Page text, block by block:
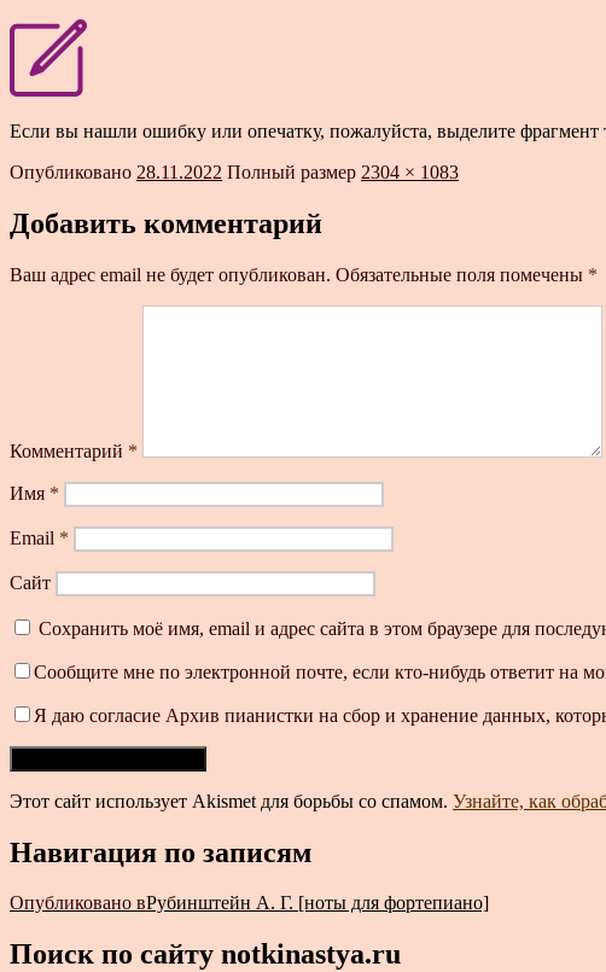
Если вы нашли ошибку или опечатку, пожалуйста, выделите фрагмент
Опубликовано 28.11.2022 Полный размер 2304 × 1083
Добавить комментарий
Ваш адрес email не будет опубликован. Обязательные поля помечены *
Комментарий *
Имя *
Email *
Сайт
Сохранить моё имя, email и адрес сайта в этом браузере для
Сообщите мне по электронной почте, если кто-нибудь ответит на
Я даю согласие Архив пианистки на сбор и хранение данных,
Этот сайт использует Akismet для борьбы со спамом. Узнайте, как
Навигация по записям
Опубликовано вРубинштейн А. Г. [ноты для фортепиано]
Поиск по сайту notkinastya.ru